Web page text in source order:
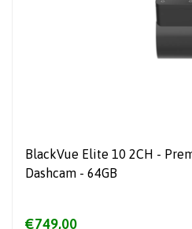
BlackVue Elite 10 2CH -
Dashcam - 64GB
€749,00